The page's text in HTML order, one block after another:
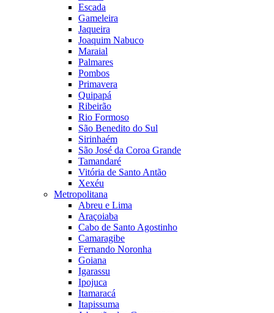
Escada
Gameleira
Jaqueira
Joaquim Nabuco
Maraial
Palmares
Pombos
Primavera
Quipapá
Ribeirão
Rio Formoso
São Benedito do Sul
Sirinhaém
São José da Coroa Grande
Tamandaré
Vitória de Santo Antão
Xexéu
Metropolitana
Abreu e Lima
Araçoiaba
Cabo de Santo Agostinho
Camaragibe
Fernando Noronha
Goiana
Igarassu
Ipojuca
Itamaracá
Itapissuma